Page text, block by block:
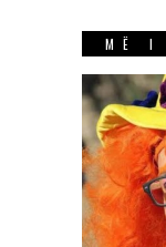
MË I